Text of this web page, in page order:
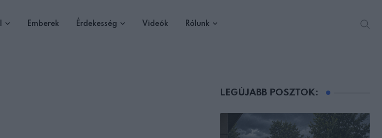
Emberek Érdekesség Videók Rólunk
LEGÚJABB POSZTOK: